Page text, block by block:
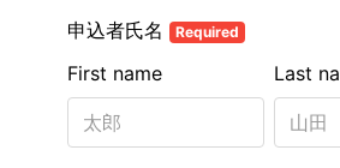
申込者氏名 Required
Last
First name